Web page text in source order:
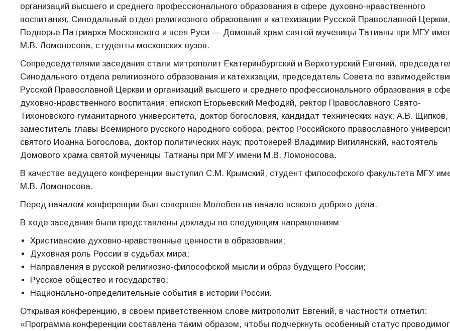
организаций высшего и среднего профессионального образования в сфере духовно-нравственного
воспитания, Синодальный отдел религиозного образования и катехизации Русской Православной Церкви,
Подворье Патриарха Московского и всея Руси — Домовый храм святой мученицы Татианы при МГУ
М.В. Ломоносова, студенты московских вузов.
Сопредседателями заседания стали митрополит Екатеринбургский и Верхотурский Евгений,
Синодального отдела религиозного образования и катехизации, председатель Совета по
Русской Православной Церкви и организаций высшего и среднего профессионального образования в
духовно-нравственного воспитания; епископ Егорьевский Мефодий, ректор Православного Свято-
Тихоновского гуманитарного университета, доктор богословия, кандидат технических наук; А.В. Щипков,
заместитель главы Всемирного русского народного собора, ректор Российского православного
святого Иоанна Богослова, доктор политических наук; протоиерей Владимир Вигилянский, настоятель
Домового храма святой мученицы Татианы при МГУ имени М.В. Ломоносова.
В качестве ведущего конференции выступил С.М. Крымский, студент философского факультета МГУ
М.В. Ломоносова.
Перед началом конференции был совершен Молебен на начало всякого доброго дела.
В ходе заседания были представлены доклады по следующим направлениям:
Христианские духовно-нравственные ценности в образовании;
Духовная роль России в судьбах мира;
Направления в русской религиозно-философской мысли и образ будущего России;
Русское общество и государство;
Национально-определительные события в истории России.
Открывая конференцию, в своем приветственном слове митрополит Евгений, в частности отметил:
«Программа конференции составлена таким образом, чтобы подчеркнуть особенный статус